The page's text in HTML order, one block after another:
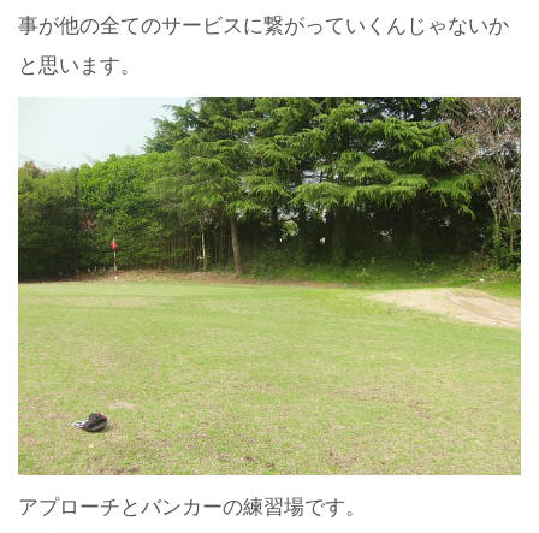
事が他の全てのサービスに繋がっていくんじゃないか
と思います。
アプローチとバンカーの練習場です。